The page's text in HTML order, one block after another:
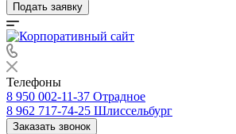
Подать заявку
Телефоны
8 950 002-11-37 Отрадное
8 962 717-74-25 Шлиссельбург
Заказать звонок